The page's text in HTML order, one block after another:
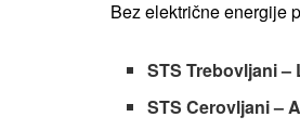
Bez električne energije
STS Trebovljani –
STS Cerovljani –